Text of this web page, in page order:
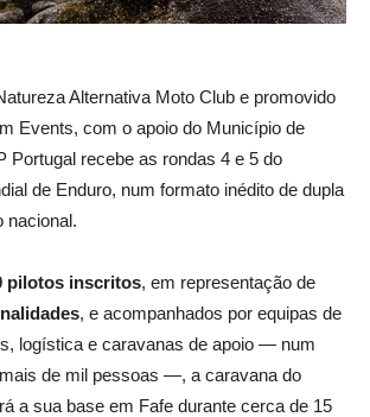
Alternativa Moto Club e promovido
Events, com o apoio do Município de
Portugal recebe as rondas 4 e 5 do
de Enduro, num formato inédito de dupla
nacional.
pilotos inscritos, em representação de
, e acompanhados por equipas de
logística e caravanas de apoio — num
de mil pessoas —, a caravana do
a sua base em Fafe durante cerca de 15